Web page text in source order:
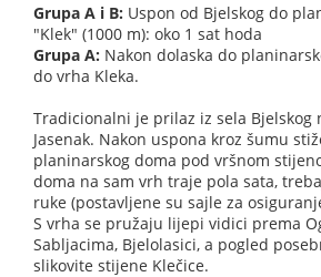
Grupa A i B: Uspon od Bjelskog do
"Klek" (1000 m): oko 1 sat hoda
Grupa A: Nakon dolaska do
do vrha Kleka.
Tradicionalni je prilaz iz sela Bjelskog
Jasenak. Nakon uspona kroz šumu
planinarskog doma pod vršnom
doma na sam vrh traje pola sata,
ruke (postavljene su sajle za
S vrha se pružaju lijepi vidici prema
Sabljacima, Bjelolasici, a pogled
slikovite stijene Klečice.